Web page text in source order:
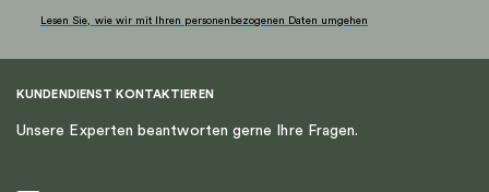
Lesen Sie, wie wir mit Ihren personenbezogenen Daten umgehen
KUNDENDIENST KONTAKTIEREN
Unsere Experten beantworten gerne Ihre Fragen.